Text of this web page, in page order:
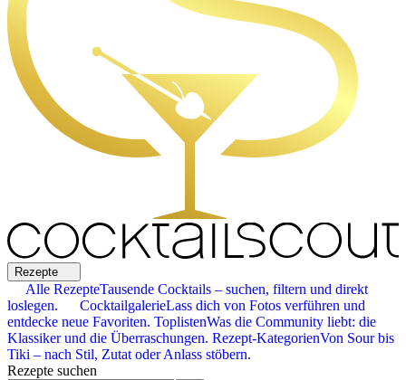
Rezepte
Alle RezepteTausende Cocktails – suchen, filtern und direkt
loslegen.
CocktailgalerieLass dich von Fotos verführen und
entdecke neue Favoriten. ToplistenWas die Community liebt: die
Klassiker und die Überraschungen. Rezept-KategorienVon Sour bis
Tiki – nach Stil, Zutat oder Anlass stöbern.
Rezepte suchen